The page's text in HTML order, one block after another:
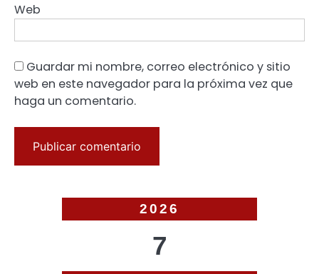
Web
Guardar mi nombre, correo electrónico y sitio
web en este navegador para la próxima vez que
haga un comentario.
2026
7